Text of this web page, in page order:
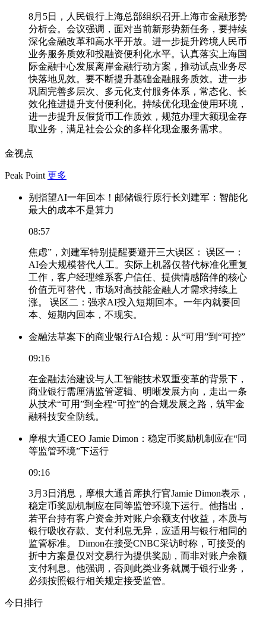
8月5日，人民银行上海总部组织召开上海市金融形势
分析会。会议强调，面对当前新形势新任务，要持续
深化金融改革和高水平开放。进一步提升跨境人民币
业务服务质效和投融资便利化水平。认真落实上海国
际金融中心发展离岸金融行动方案，推动试点业务尽
快落地见效。要不断提升基础金融服务质效。进一步
巩固完善多层次、多元化支付服务体系，常态化、长
效化推进提升支付便利化。持续优化现金使用环境，
进一步提升反假货币工作质效，规范办理大额现金存
取业务，满足社会公众的多样化现金服务需求。
金视点
Peak Point 更多
别指望AI一年回本！邮储银行原行长刘建军：智能化
最大的成本不是算力
08:57
焦虑”，刘建军特别提醒要避开三大误区： 误区一：
AI会大规模替代人工。实际上机器仅替代标准化重复
工作，客户经理维系客户信任、提供情感陪伴的核心
价值无可替代，市场对高技能金融人才需求持续上
涨。 误区二：强求AI投入短期回本。一年内就要回
本、短期内回本，不现实。
金融法草案下的商业银行AI合规：从“可用”到“可控”
09:16
在金融法治建设与人工智能技术双重变革的背景下，
商业银行需厘清监管逻辑、明晰发展方向，走出一条
从技术“可用”到全程“可控”的合规发展之路，筑牢金
融科技安全防线。
摩根大通CEO Jamie Dimon：稳定币奖励机制应在“同
等监管环境”下运行
09:16
3月3日消息，摩根大通首席执行官Jamie Dimon表示，
稳定币奖励机制应在同等监管环境下运行。他指出，
若平台持有客户资金并对账户余额支付收益，本质与
银行吸收存款、支付利息无异，应适用与银行相同的
监管标准。 Dimon在接受CNBC采访时称，可接受的
折中方案是仅对交易行为提供奖励，而非对账户余额
支付利息。他强调，否则此类业务就属于银行业务，
必须按照银行相关规定接受监管。
今日排行